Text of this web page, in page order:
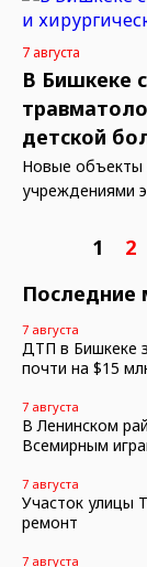
7 августа
В Бишкеке
детской
Новые
учреждениями
1 2
Последние
7 августа
ДТП в Бишкеке
почти на $15
7 августа
В Ленинском
Всемирным
7 августа
Участок улицы
ремонт
7 августа